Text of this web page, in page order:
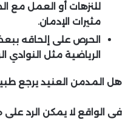
للنزهات أو العمل مع
مثيرات الإدمان.
الحرص على إلحاقه
الرياضية مثل النوادي
هل المدمن العنيد يرجع
في الواقع لا يمكن الرد